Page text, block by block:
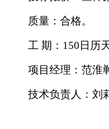
质量：合格。
工 期：150日历天
项目经理：范淮
技术负责人：刘